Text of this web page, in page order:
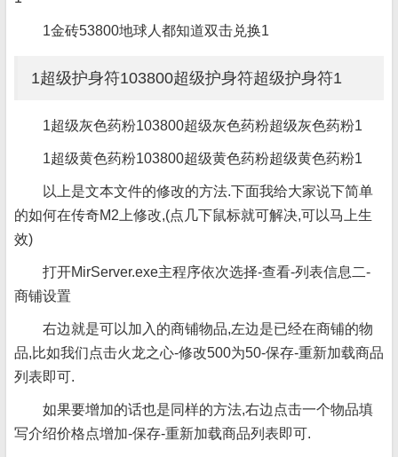
1金砖53800地球人都知道双击兑换1
1超级护身符103800超级护身符超级护身符1
1超级灰色药粉103800超级灰色药粉超级灰色药粉1
1超级黄色药粉103800超级黄色药粉超级黄色药粉1
以上是文本文件的修改的方法.下面我给大家说下简单
的如何在传奇M2上修改,(点几下鼠标就可解决,可以马上生
效)
打开MirServer.exe主程序依次选择-查看-列表信息二-
商铺设置
右边就是可以加入的商铺物品,左边是已经在商铺的物
品,比如我们点击火龙之心-修改500为50-保存-重新加载商品
列表即可.
如果要增加的话也是同样的方法,右边点击一个物品填
写介绍价格点增加-保存-重新加载商品列表即可.